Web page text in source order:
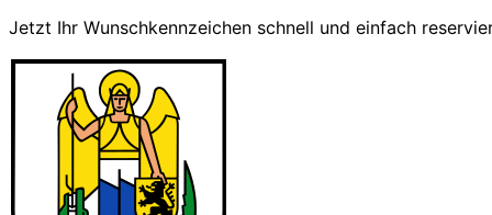
Jetzt Ihr Wunschkennzeichen schnell und einfach